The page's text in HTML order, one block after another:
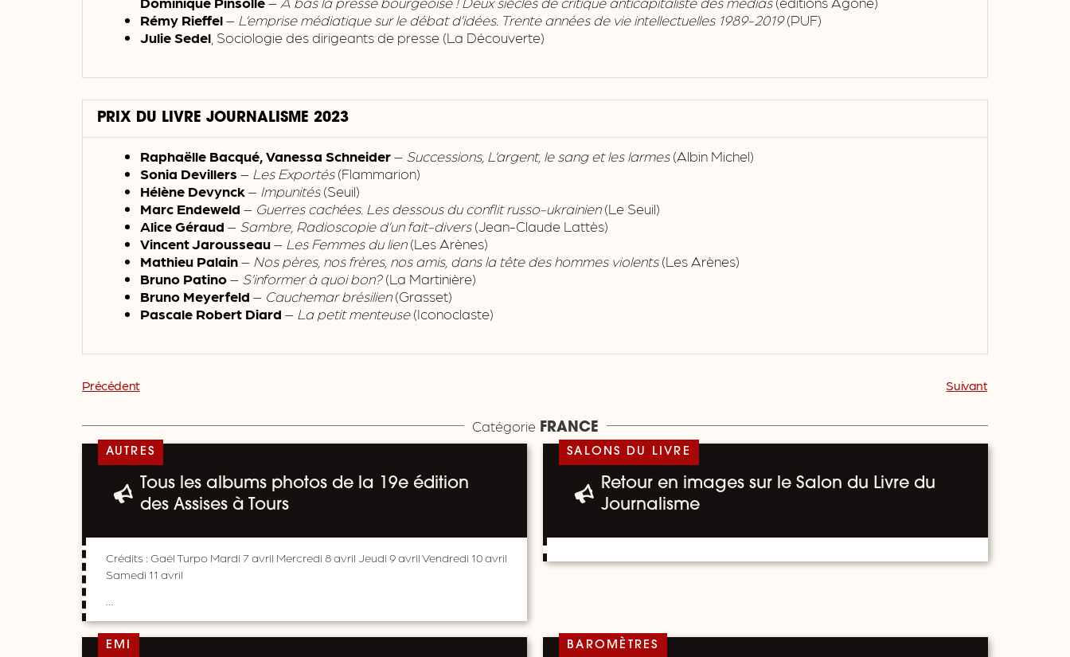
Rémy Rieffel– L’emprise médiatique sur le débat d’idées. Trente années de vie intellectuelles 1989-2019(PUF)
Julie Sedel, Sociologie des dirigeants de presse (La Découverte)
PRIX DU LIVRE JOURNALISME 2023
Raphaëlle Bacqué, Vanessa Schneider– Successions, L’argent, le sang et les larmes(Albin Michel)
Sonia Devillers – Les Exportés(Flammarion)
Hélène Devynck – Impunités(Seuil)
Marc Endeweld – Guerres cachées. Les dessous du conflit russo-ukrainien(Le Seuil)
Alice Géraud –Sambre, Radioscopie d’un fait-divers(Jean-Claude Lattès)
Vincent Jarousseau– Les Femmes du lien(Les Arènes)
Mathieu Palain– Nos pères, nos frères, nos amis, dans la tête des hommes violents(Les Arènes)
Bruno Patino– S’informer à quoi bon?(La Martinière)
Bruno Meyerfeld –Cauchemar brésilien(Grasset)
Pascale Robert Diard – La petit menteuse(Iconoclaste)
Précédent Suivant
Catégorie FRANCE
AUTRES
Tous les albums photos de la 19e édition
des Assises à Tours
Crédits : Gaël Turpo Mardi 7 avril Mercredi 8 avril Jeudi 9 avril Vendredi 10 avril
Samedi 11 avril
SALONS DU LIVRE
Retour en images sur le Salon du Livre du
Journalisme
EMI BAROMÈTRES